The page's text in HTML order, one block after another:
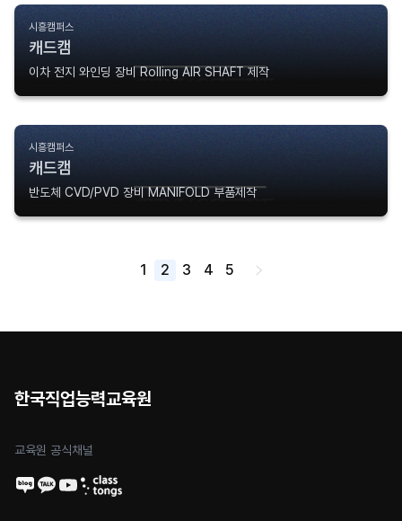
시흥캠퍼스
캐드캠
이차 전지 와인딩 장비 Rolling AIR SHAFT 제작
시흥캠퍼스
캐드캠
반도체 CVD/PVD 장비 MANIFOLD 부품제작
1 2 3 4 5
한국직업능력교육원
교육원 공식채널